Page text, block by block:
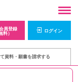
員登録
料）
ログイン
資料・願書を請求する